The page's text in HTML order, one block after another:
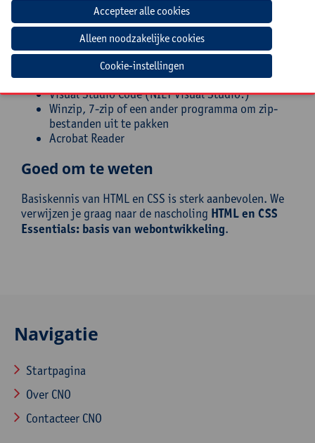
Verwachte voorbereiding door
deelnemer
Installeer ZEKER op voorhand:
Firefox (OF Chrome)
Visual Studio Code (NIET Visual Studio!)
Winzip, 7-zip of een ander programma om zip-
bestanden uit te pakken
Acrobat Reader
Goed om te weten
Basiskennis van HTML en CSS is sterk aanbevolen. We
verwijzen je graag naar de nascholing HTML en CSS
Essentials: basis van webontwikkeling.
Navigatie
Startpagina
Over CNO
Contacteer CNO
Cookie-instellingen